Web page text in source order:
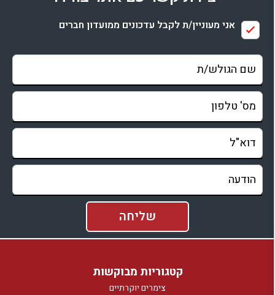
אני מעוניין/ת לקבל עדכונים ממועדון חברים
קטגוריות מבוקשות
צימרים יוקרתיים